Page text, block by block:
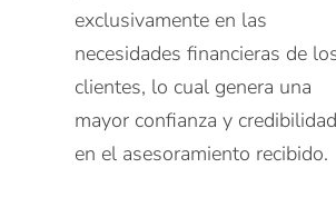
exclusivamente en las
necesidades financieras de
clientes, lo cual genera una
mayor confianza y credibilidad
en el asesoramiento recibido.